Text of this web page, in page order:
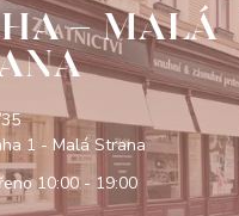
- MALÁ
1 - Malá Strana
10:00 - 19:00